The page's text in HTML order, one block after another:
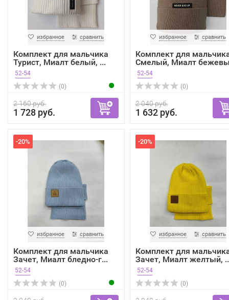
избранное сравнить
Комплект для мальчика
Турист, Миалт белый, ...
52-54
(0)
2 160 руб.
1 728 руб.
избранное сравнить
Комплект для
Смелый, Миалт
52-54
(0)
2 040 руб.
1 632 руб.
-20%
избранное сравнить
Комплект для мальчика
Зачет, Миалт бледно-г...
52-54
(0)
-20%
избранное сравнить
Комплект для
Зачет, Миалт желтый,
52-54
(0)